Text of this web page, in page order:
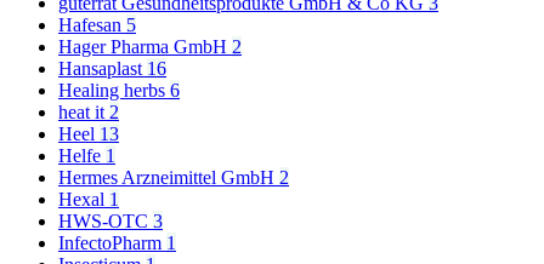
Hafesan 5
Hager Pharma GmbH 2
Hansaplast 16
Healing herbs 6
heat it 2
Heel 13
Helfe 1
Hermes Arzneimittel GmbH 2
Hexal 1
HWS-OTC 3
InfectoPharm 1